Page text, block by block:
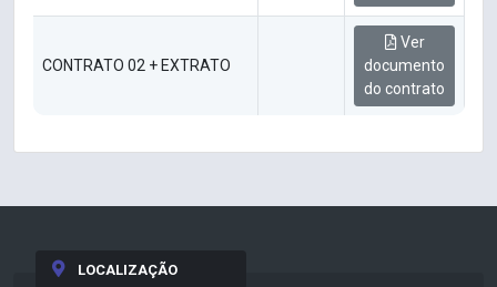
CONTRATO 02 + EXTRATO
Ver
documento
do contrato
LOCALIZAÇÃO